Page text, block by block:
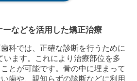
ーなどを活用した矯正治療
科では、正確な診断を行うために
います。これにより治療部位を多
とが可能です。骨の中に埋まって
歯や、親知らずの診断などに利用